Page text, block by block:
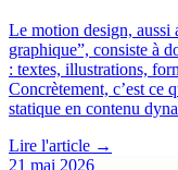
Le motion design, aussi
graphique”, consiste à
: textes, illustrations,
Concrètement, c’est ce
statique en contenu
Lire l'article →
21 mai 2026